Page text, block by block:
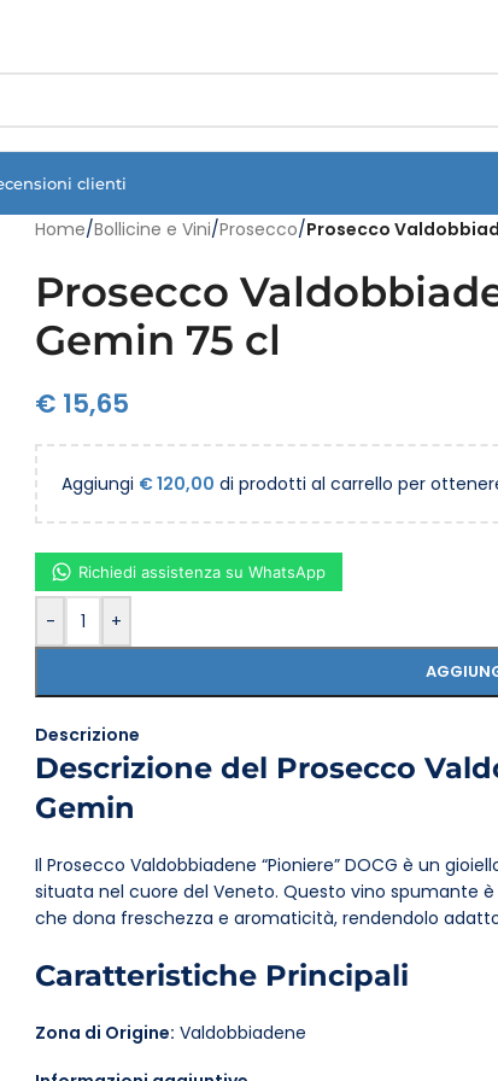
clienti
Home/Bollicine e Vini/Prosecco/Prosecco
Prosecco
Gemin 75 cl
€ 15,65
Aggiungi €120,00 di prodotti al carrello per
- +
Richiedi assistenza su WhatsApp
Descrizione
Descrizione del Prosecco
Gemin
Il Prosecco Valdobbiadene “Pioniere” DOCG è un
situata nel cuore del Veneto. Questo vino spumante
che dona freschezza e aromaticità, rendendolo
Caratteristiche Principali
Zona di Origine: Valdobbiadene